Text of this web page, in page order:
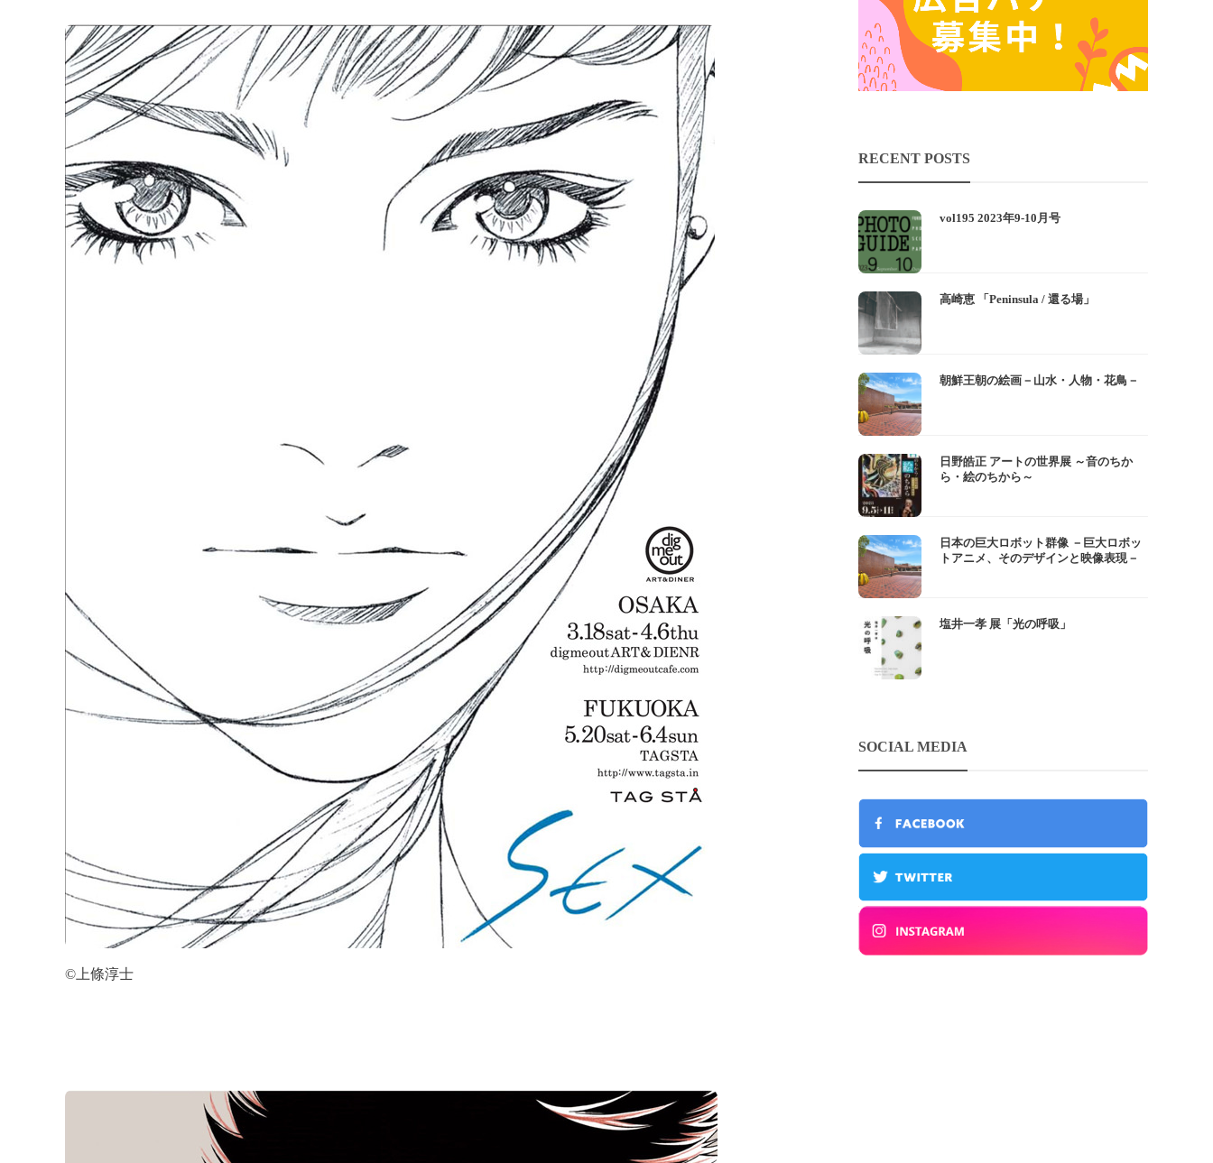
©上條淳士
RECENT POSTS
vol195 2023年9-10月号
高崎恵 「Peninsula / 還る場」
朝鮮王朝の絵画－山水・人物・花鳥－
日野皓正 アートの世界展 ～音のちか
ら・絵のちから～
日本の巨大ロボット群像 －巨大ロボッ
トアニメ、そのデザインと映像表現－
塩井一孝 展「光の呼吸」
SOCIAL MEDIA